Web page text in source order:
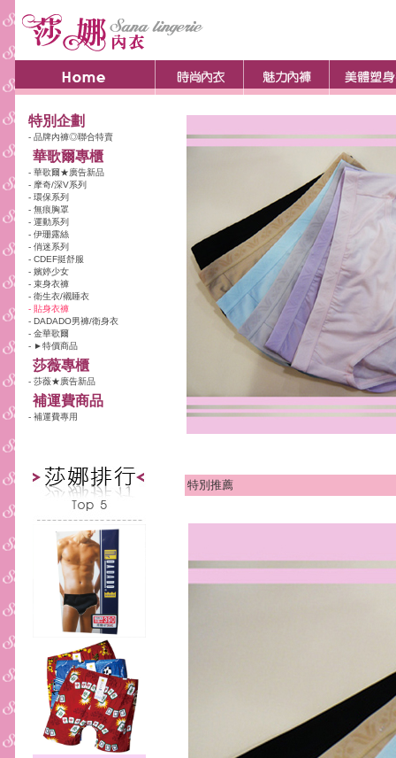
特別企劃
- 品牌內褲◎聯合特賣
華歌爾專櫃
- 華歌爾★廣告新品
- 摩奇/深V系列
- 環保系列
- 無痕胸罩
- 運動系列
- 伊珊露絲
- 俏迷系列
- CDEF挺舒服
- 嬪婷少女
- 束身衣褲
- 衛生衣/襯睡衣
- 貼身衣褲
- DADADO男褲/衛身衣
- 金華歌爾
- ►特價商品
莎薇專櫃
- 莎薇★廣告新品
補運費商品
- 補運費專用
特別推薦